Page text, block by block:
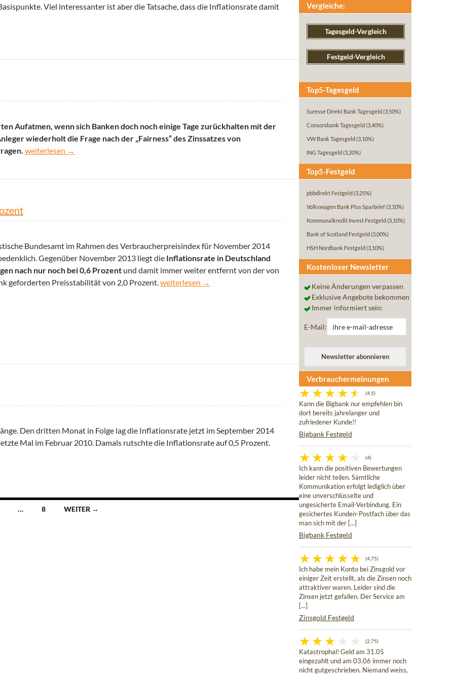
Viel interessanter ist aber die Tatsache, dass die Inflationsrate damit
auf Sechs-Jahres-Hoch
Aufatmen, wenn sich Banken doch noch einige Tage zurückhalten mit der
wiederholt die Frage nach der „Fairness“ des Zinssatzes von
Tagesgeldzinsen: Was ist schon fair?
weiterlesen →
Bundesamt im Rahmen des Verbraucherpreisindex für November 2014
Gegenüber November 2013 liegt die Inflationsrate in Deutschland
nach nur noch bei 0,6 Prozent und damit immer weiter entfernt von der von
geforderten Preisstabilität von 2,0 Prozent.Inflationsrate in Deutschland nur noch bei 0,6 Prozent
weiterlesen →
Den dritten Monat in Folge lag die Inflationsrate jetzt im September 2014
Mal im Februar 2010. Damals rutschte die Inflationsrate auf 0,5 Prozent.
… 8 WEITER →
Vergleiche:
Tagesgeld-Vergleich
Festgeld-Vergleich
Top5-Tagesgeld
Suresse Direkt Bank Tagesgeld (3,50%)
Consorsbank Tagesgeld (3,40%)
VW Bank Tagesgeld (3,10%)
ING Tagesgeld (3,20%)
Top5-Festgeld
pbbdirekt Festgeld (3,25%)
Volkswagen Bank Plus Sparbrief(3,10%)
Kommunalkredit Invest Festgeld (3,10%)
Bank of Scotland Festgeld (3,00%)
HSH Nordbank Festgeld (3,10%)
Kostenloser Newsletter
Keine Änderungen verpassen
Exklusive Angebote bekommen
Immer informiert sein:
E-Mail:
Verbrauchermeinungen
(4,5)
Kann die Bigbank nur empfehlen bin
dort bereits jahrelanger und
zufriedener Kunde!!
Bigbank Festgeld
(4)
Ich kann die positiven Bewertungen
leider nicht teilen. Sämtliche
Kommunikation erfolgt lediglich über
eine unverschlüsselte und
ungesicherte Email-Verbindung. Ein
gesichertes Kunden-Postfach über das
man sich mit der [...]
Bigbank Festgeld
(4,75)
Ich habe mein Konto bei Zinsgold vor
einiger Zeit erstellt, als die Zinsen noch
attraktiver waren. Leider sind die
Zinsen jetzt gefallen. Der Service am
[...]
Zinsgold Festgeld
(2,75)
Katastrophal! Geld am 31.05
eingezahlt und am 03.06 immer noch
nicht gutgeschrieben. Niemand weiss,